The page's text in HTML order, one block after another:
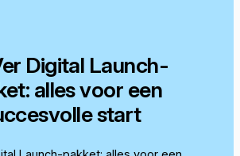
Digital Launch-
alles voor een
start